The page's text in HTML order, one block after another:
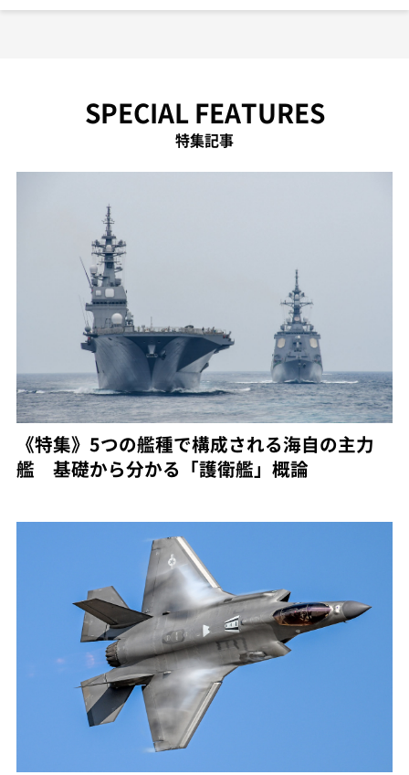
SPECIAL FEATURES
特集記事
《特集》5つの艦種で構成される海自の主力
艦 基礎から分かる「護衛艦」概論